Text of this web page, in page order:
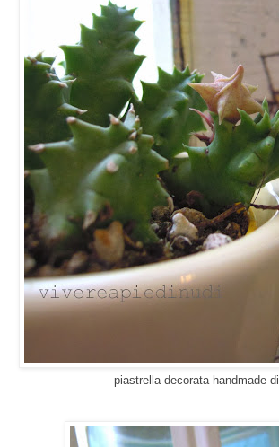
piastrella decorata handmade di